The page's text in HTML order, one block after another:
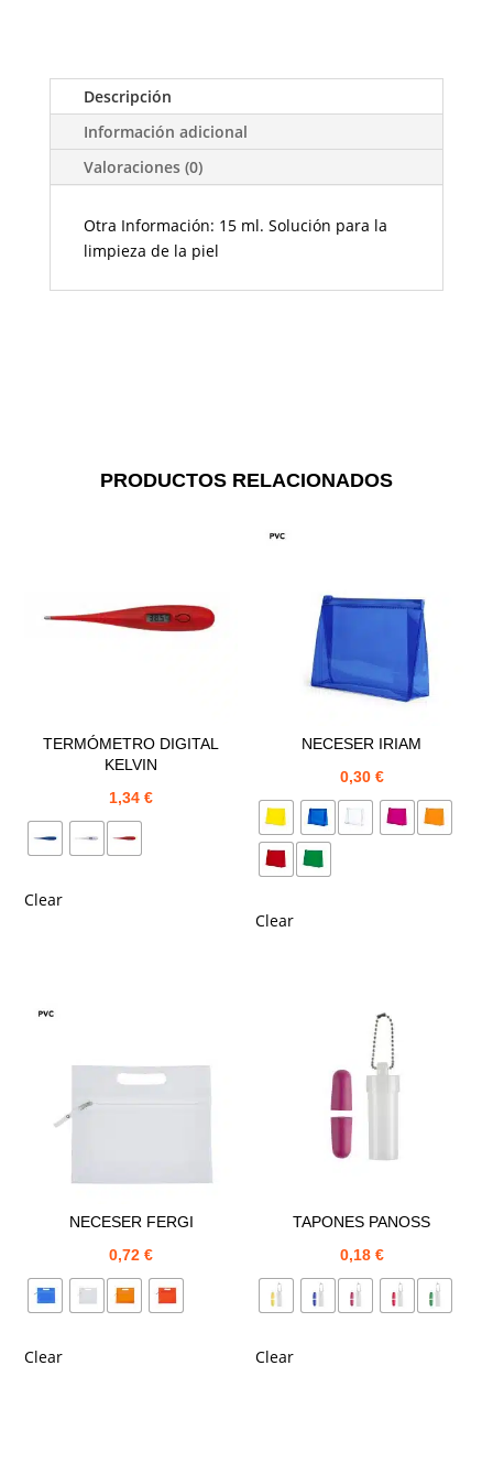
Descripción
Información adicional
Valoraciones (0)
Otra Información: 15 ml. Solución para la
limpieza de la piel
PRODUCTOS RELACIONADOS
TERMÓMETRO DIGITAL
KELVIN
1,34€
Clear
NECESER IRIAM
0,30 €
Clear
NECESER FERGI
0,72€
Clear
TAPONES PANOSS
0,18 €
Clear